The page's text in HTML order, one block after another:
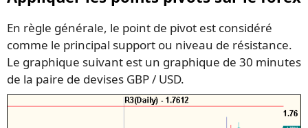
En règle générale, le point de pivot est considéré
comme le principal support ou niveau de résistance.
Le graphique suivant est un graphique de 30 minutes
de la paire de devises GBP / USD.